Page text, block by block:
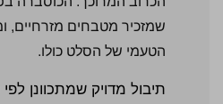
שמזכיר מטבחים מזרחיים,
הטעמי של הסלט כולו.
תיבול מדויק שמתכוונן